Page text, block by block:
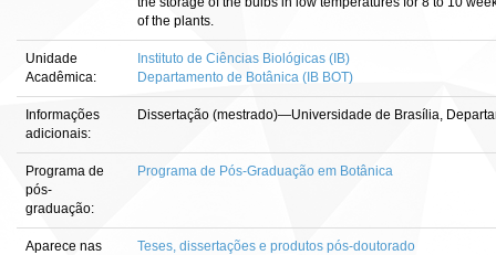
of the plants.
Unidade
Acadêmica:
Instituto de Ciências Biológicas (IB)
Departamento de Botânica (IB BOT)
Informações
adicionais:
Dissertação (mestrado)—Universidade de Brasília,
Programa de
pós-
graduação:
Programa de Pós-Graduação em Botânica
Aparece nas
Teses, dissertações e produtos pós-doutorado